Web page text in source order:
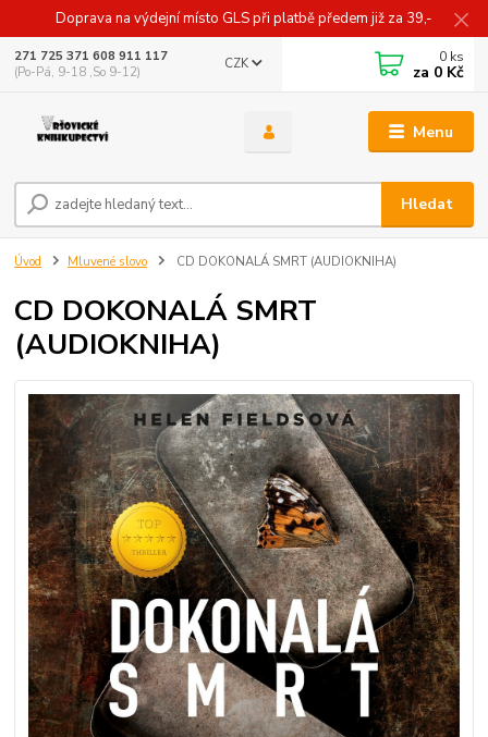
Doprava na výdejní místo GLS při platbě předem již za 39,-
Menu
CZK
Hledat
271 725 371 608 911 117
(Po-Pá, 9-18 ,So 9-12)
0 ks
za 0 Kč
Úvod Mluvené slovo CD DOKONALÁ SMRT (AUDIOKNIHA)
CD DOKONALÁ SMRT
(AUDIOKNIHA)